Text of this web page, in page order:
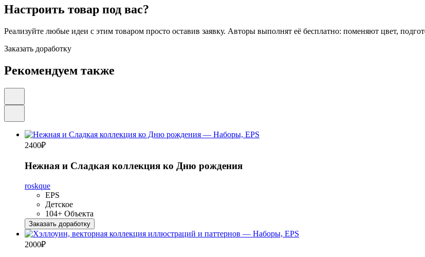
Настроить товар под вас?
Реализуйте любые идеи с этим товаром просто оставив заявку. Авторы выполнят её бесплатно: поменяют цвет,
Заказать доработку
Рекомендуем также
2400₽
Нежная и Сладкая коллекция ко Дню рождения
roskque
EPS
Детское
104+ Объекта
Заказать доработку
2000₽